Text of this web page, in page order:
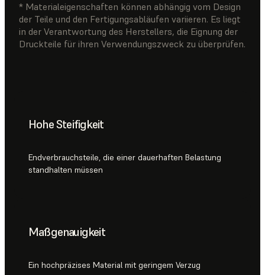
* Materialeigenschaften können abhängig vom Design
der Teile und den Fertigungsabläufen variieren. Es liegt
in der Verantwortung des Herstellers, die Eignung der
Druckteile für ihren Verwendungszweck zu überprüfen.
Hohe Steifigkeit
Endverbrauchsteile, die einer dauerhaften Belastung
standhalten müssen
Maßgenauigkeit
Ein hochpräzises Material mit geringem Verzug